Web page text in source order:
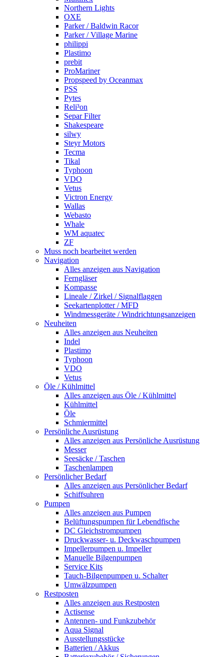
Northern Lights
OXE
Parker / Baldwin Racor
Parker / Village Marine
philippi
Plastimo
prebit
ProMariner
Propspeed by Oceanmax
PSS
Pytes
Reli³on
Separ Filter
Shakespeare
silwy
Steyr Motors
Tecma
Tikal
Typhoon
VDO
Vetus
Victron Energy
Wallas
Webasto
Whale
WM aquatec
ZF
Muss noch bearbeitet werden
Navigation
Alles anzeigen aus Navigation
Ferngläser
Kompasse
Lineale / Zirkel / Signalflaggen
Seekartenplotter / MFD
Windmessgeräte / Windrichtungsanzeigen
Neuheiten
Alles anzeigen aus Neuheiten
Indel
Plastimo
Typhoon
VDO
Vetus
Öle / Kühlmittel
Alles anzeigen aus Öle / Kühlmittel
Kühlmittel
Öle
Schmiermittel
Persönliche Ausrüstung
Alles anzeigen aus Persönliche Ausrüstung
Messer
Seesäcke / Taschen
Taschenlampen
Persönlicher Bedarf
Alles anzeigen aus Persönlicher Bedarf
Schiffsuhren
Pumpen
Alles anzeigen aus Pumpen
Belüftungspumpen für Lebendfische
DC Gleichstrompumpen
Druckwasser- u. Deckwaschpumpen
Impellerpumpen u. Impeller
Manuelle Bilgenpumpen
Service Kits
Tauch-Bilgenpumpen u. Schalter
Umwälzpumpen
Restposten
Alles anzeigen aus Restposten
Actisense
Antennen- und Funkzubehör
Aqua Signal
Ausstellungsstücke
Batterien / Akkus